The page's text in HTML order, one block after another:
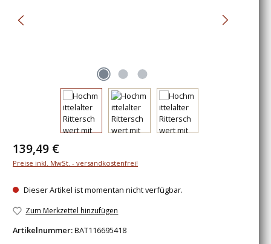
Regulärer Preis:
139,49 €
Preise inkl. MwSt. - versandkostenfrei!
Dieser Artikel ist momentan nicht verfügbar.
Zum Merkzettel hinzufügen
Artikelnummer:BAT116695418